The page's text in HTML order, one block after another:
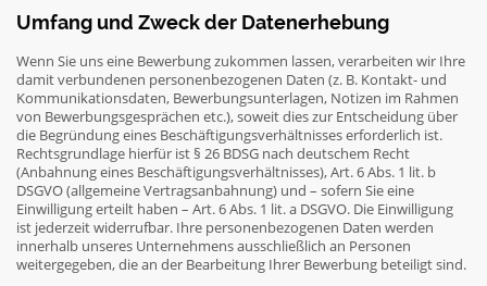
Umfang und Zweck der Datenerhebung
Wenn Sie uns eine Bewerbung zukommen lassen, verarbeiten wir Ihre
damit verbundenen personenbezogenen Daten (z. B. Kontakt- und
Kommunikationsdaten, Bewerbungsunterlagen, Notizen im Rahmen
von Bewerbungsgesprächen etc.), soweit dies zur Entscheidung über
die Begründung eines Beschäftigungsverhältnisses erforderlich ist.
Rechtsgrundlage hierfür ist § 26 BDSG nach deutschem Recht
(Anbahnung eines Beschäftigungsverhältnisses), Art. 6 Abs. 1 lit. b
DSGVO (allgemeine Vertragsanbahnung) und – sofern Sie eine
Einwilligung erteilt haben – Art. 6 Abs. 1 lit. a DSGVO. Die Einwilligung
ist jederzeit widerrufbar. Ihre personenbezogenen Daten werden
innerhalb unseres Unternehmens ausschließlich an Personen
weitergegeben, die an der Bearbeitung Ihrer Bewerbung beteiligt sind.